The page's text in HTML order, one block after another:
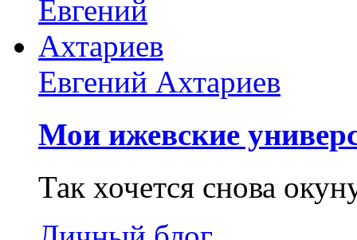
Евгений Ахтариев
Мои ижевские
Так хочется снова